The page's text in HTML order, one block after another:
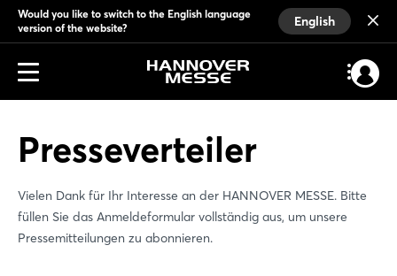
Would you like to switch to the English language
version of the website?
English
Presseverteiler
Vielen Dank für Ihr Interesse an der HANNOVER MESSE. Bitte
füllen Sie das Anmeldeformular vollständig aus, um unsere
Pressemitteilungen zu abonnieren.